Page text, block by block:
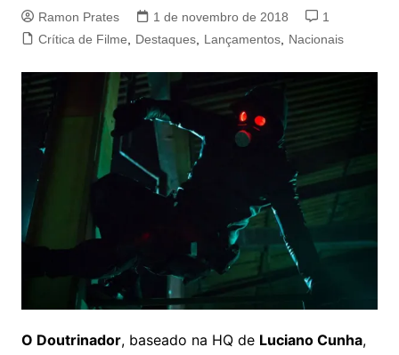
Ramon Prates 1 de novembro de 2018
1
Crítica de Filme, Destaques, Lançamentos, Nacionais
O Doutrinador, baseado na HQ de Luciano Cunha,